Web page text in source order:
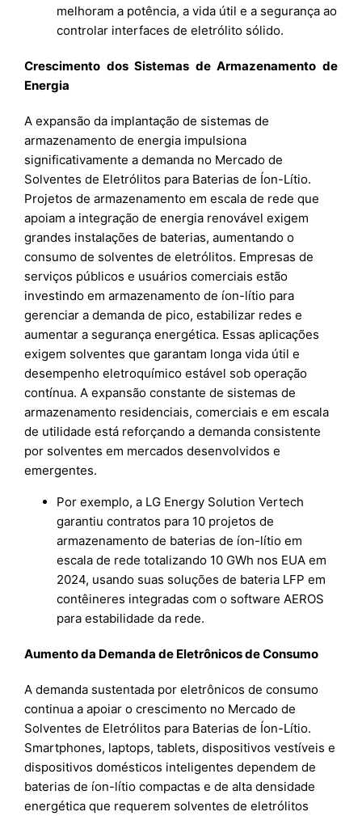
melhoram a potência, a vida útil e a segurança ao
controlar interfaces de eletrólito sólido.
Crescimento dos Sistemas de Armazenamento de
Energia
A expansão da implantação de sistemas de
armazenamento de energia impulsiona
significativamente a demanda no Mercado de
Solventes de Eletrólitos para Baterias de Íon-Lítio.
Projetos de armazenamento em escala de rede que
apoiam a integração de energia renovável exigem
grandes instalações de baterias, aumentando o
consumo de solventes de eletrólitos. Empresas de
serviços públicos e usuários comerciais estão
investindo em armazenamento de íon-lítio para
gerenciar a demanda de pico, estabilizar redes e
aumentar a segurança energética. Essas aplicações
exigem solventes que garantam longa vida útil e
desempenho eletroquímico estável sob operação
contínua. A expansão constante de sistemas de
armazenamento residenciais, comerciais e em escala
de utilidade está reforçando a demanda consistente
por solventes em mercados desenvolvidos e
emergentes.
Por exemplo, a LG Energy Solution Vertech
garantiu contratos para 10 projetos de
armazenamento de baterias de íon-lítio em
escala de rede totalizando 10 GWh nos EUA em
2024, usando suas soluções de bateria LFP em
contêineres integradas com o software AEROS
para estabilidade da rede.
Aumento da Demanda de Eletrônicos de Consumo
A demanda sustentada por eletrônicos de consumo
continua a apoiar o crescimento no Mercado de
Solventes de Eletrólitos para Baterias de Íon-Lítio.
Smartphones, laptops, tablets, dispositivos vestíveis e
dispositivos domésticos inteligentes dependem de
baterias de íon-lítio compactas e de alta densidade
energética que requerem solventes de eletrólitos